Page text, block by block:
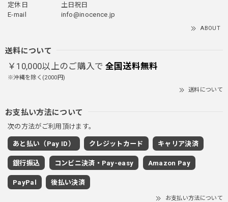
ブラック/L
2025/12/24
首しまる！ってなるから全部は閉めずに使うかも。 チャッ
2025/11/28
グレー/M
2025/11/28
着心地もいいしカジュアル味が出ていい
定休日
土日祝日
E-mail
info@inocence.jp
ABOUT
送料について
￥10,000以上のご購入で 全国送料無料
※沖縄を除く(2000円)
送料について
お支払い方法について
次の方法がご利用頂けます。
あと払い（Pay ID） クレジットカード キャリア決済
銀行振込 コンビニ決済・Pay-easy Amazon Pay
PayPal 後払い決済
お支払い方法について